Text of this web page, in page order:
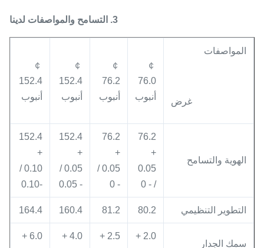
3. التسامح والمواصفات لدينا
المواصفات
غرض
￠
76.0
أنبوب
￠
76.2
أنبوب
￠
152.4
أنبوب
￠
152.4
أنبوب
الهوية والتسامح
76.2
+
0.05
/ - 0
76.2
+
0.05 /
- 0
152.4
+
0.05 /
- 0.05
152.4
+
0.10 /
-0.10
التطوير التنظيمي 80.2
81.2
160.4
164.4
سمك الجدار
2.0 +
2.5 +
4.0 +
6.0 +